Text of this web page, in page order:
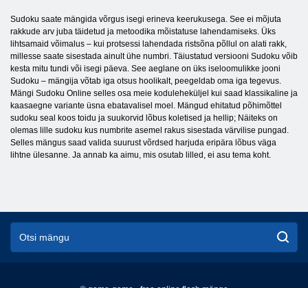
Sudoku saate mängida võrgus isegi erineva keerukusega. See ei mõjuta
rakkude arv juba täidetud ja metoodika mõistatuse lahendamiseks. Üks
lihtsamaid võimalus – kui protsessi lahendada ristsõna põllul on alati rakk,
millesse saate sisestada ainult ühe numbri. Täiustatud versiooni Sudoku võib
kesta mitu tundi või isegi päeva. See aeglane on üks iseloomulikke jooni
Sudoku – mängija võtab iga otsus hoolikalt, peegeldab oma iga tegevus.
Mängi Sudoku Online selles osa meie koduleheküljel kui saad klassikaline ja
kaasaegne variante üsna ebatavalisel moel. Mängud ehitatud põhimõttel
sudoku seal koos toidu ja suukorvid lõbus koletised ja hellip; Näiteks on
olemas lille sudoku kus numbrite asemel rakus sisestada värvilise pungad.
Selles mängus saad valida suurust võrdsed harjuda eripära lõbus väga
lihtne ülesanne. Ja annab ka aimu, mis osutab lilled, ei asu tema koht.